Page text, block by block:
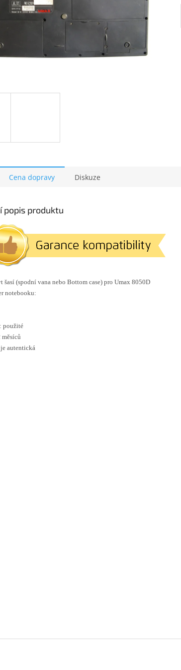
Cena dopravy Diskuze
popis produktu
šasí (spodní vana nebo Bottom case) pro Umax 8050D
notebooku:
použité
měsíců
autentická